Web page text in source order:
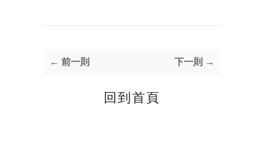
← 前一則 下一則 →
回到首頁